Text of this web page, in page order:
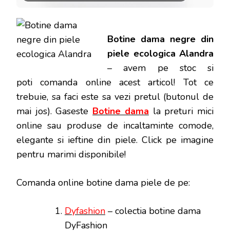
Botine dama negre din
piele ecologica Alandra
– avem pe stoc si
poti
comanda online acest articol! Tot ce
trebuie, sa faci este sa vezi pretul (butonul de
mai jos). Gaseste Botine dama la preturi mici
online sau produse de incaltaminte comode,
elegante si ieftine din piele. Click pe imagine
pentru marimi disponibile!
Comanda online botine dama piele de pe:
Dyfashion – colectia botine dama
DyFashion